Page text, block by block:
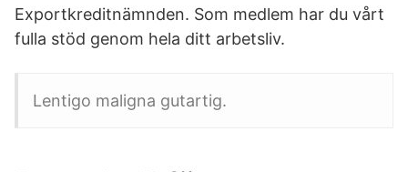
Exportkreditnämnden. Som medlem har du vårt
fulla stöd genom hela ditt arbetsliv.
Lentigo maligna gutartig.